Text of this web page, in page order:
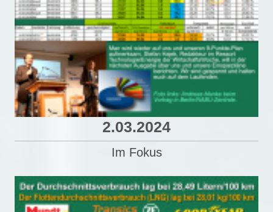
2.03.2024
Im Fokus